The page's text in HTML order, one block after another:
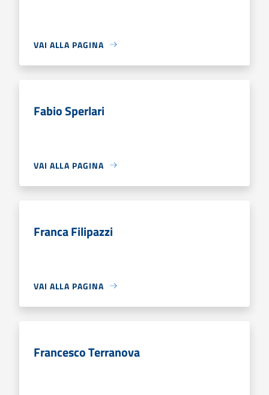
VAI ALLA PAGINA
Fabio Sperlari
VAI ALLA PAGINA
Franca Filipazzi
VAI ALLA PAGINA
Francesco Terranova